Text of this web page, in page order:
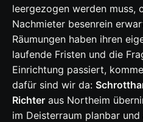
leergezogen werden muss,
Nachmieter besenrein
Räumungen haben ihren
laufende Fristen und die
Einrichtung passiert,
dafür sind wir da:
Richter aus Northeim
im Deisterraum planbar und